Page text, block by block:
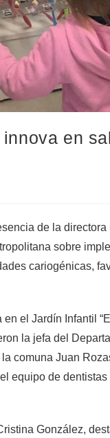
en
de la
sobre
cariogénicas,
el Jardín Infantil
la jefa del
comuna Juan
equipo de
González,